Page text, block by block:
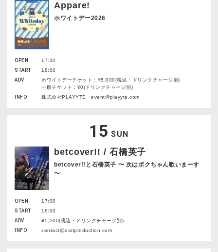
Appare!
ホワイトデー2026
OPEN
17:30
START
18:00
ADV
ホワイトデーチケット：¥5,000(税込・ドリンクチャージ別)
一般チケット：¥0(ドリンクチャージ別)
INFO
株式会社PLAYYTE event@playyte.com
15 SUN
betcover!! / 石橋英子
betcover!!と石橋英子 〜 次はボクちゃん歌いまーす
〜
OPEN
17:00
START
18:00
ADV
¥5,500(税込・ドリンクチャージ別)
INFO
contact@doitproduction.com